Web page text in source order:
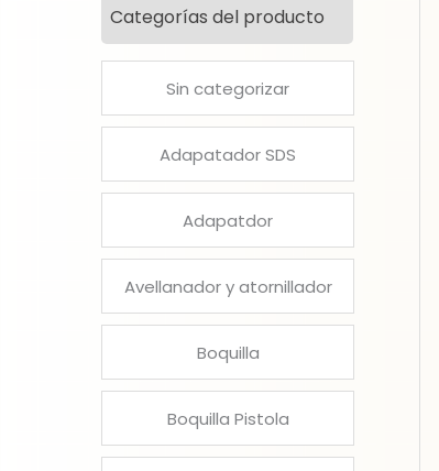
Categorías del producto
Sin categorizar
Adapatador SDS
Adapatdor
Avellanador y atornillador
Boquilla
Boquilla Pistola